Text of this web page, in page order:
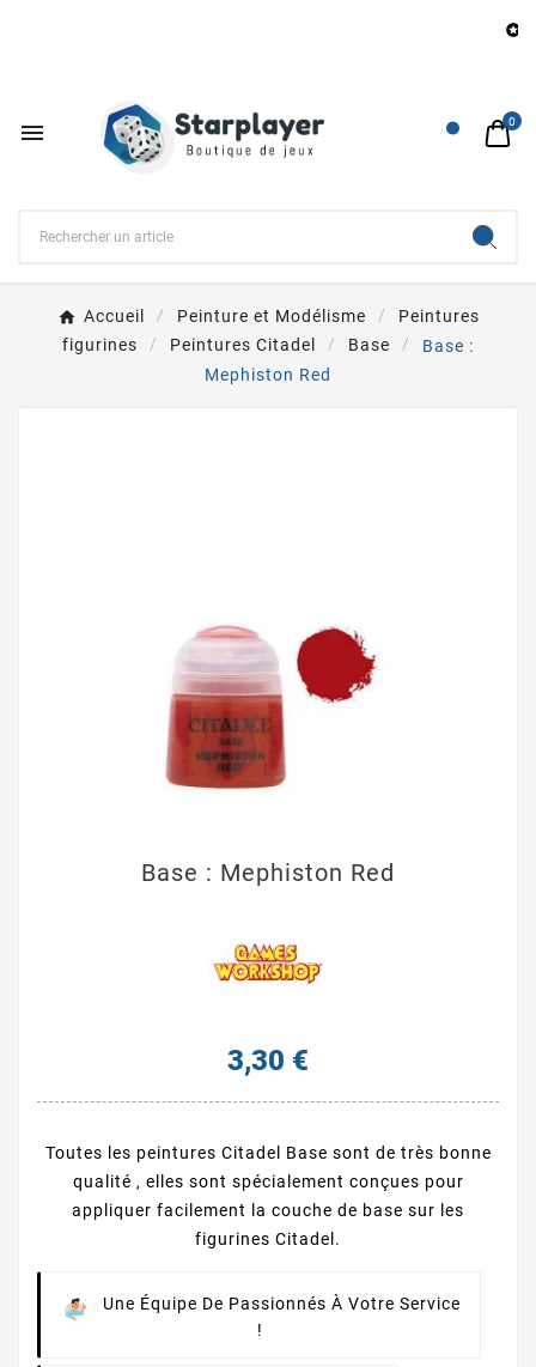

 0
Accueil Peinture et Modélisme
Peintures
figurines
Peintures Citadel Base
Base :
Mephiston Red
Base : Mephiston Red
3,30 €
Toutes les peintures Citadel Base sont de très bonne
qualité , elles sont spécialement conçues pour
appliquer facilement la couche de base sur les
figurines Citadel.
Une Équipe De Passionnés À Votre Service
!